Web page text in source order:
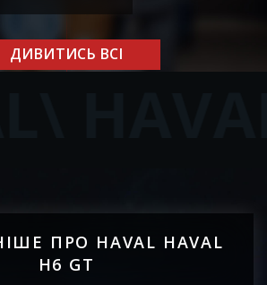
ДИВИТИСЬ ВСІ
ПРО HAVAL HAVAL
H6 GT